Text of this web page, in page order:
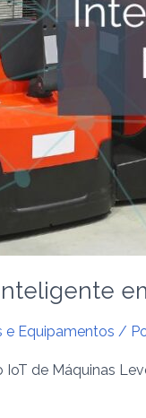
e Equipamentos /
de Máquinas